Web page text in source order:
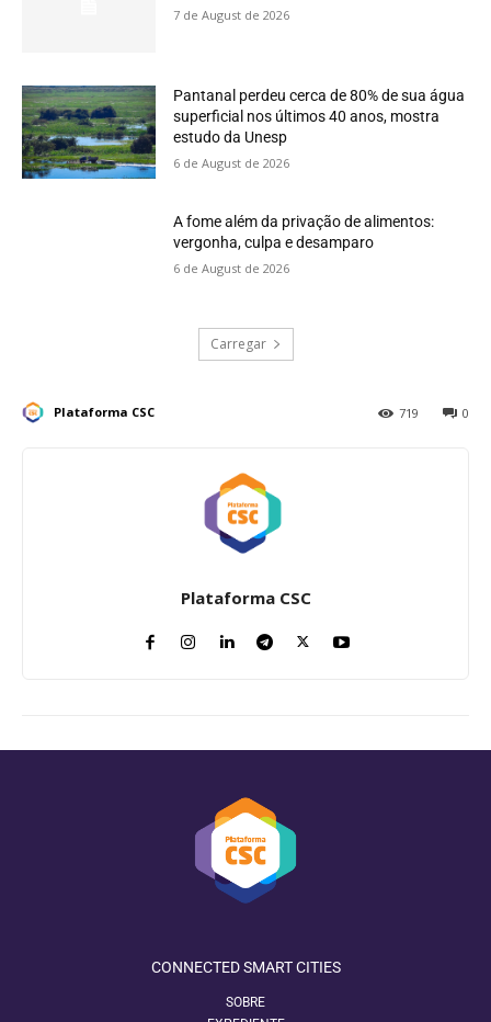
7 de August de 2026
Pantanal perdeu cerca de 80% de sua água
superficial nos últimos 40 anos, mostra
estudo da Unesp
6 de August de 2026
A fome além da privação de alimentos:
vergonha, culpa e desamparo
6 de August de 2026
Carregar
Plataforma CSC 0
719
Plataforma CSC
CONNECTED SMART CITIES
SOBRE